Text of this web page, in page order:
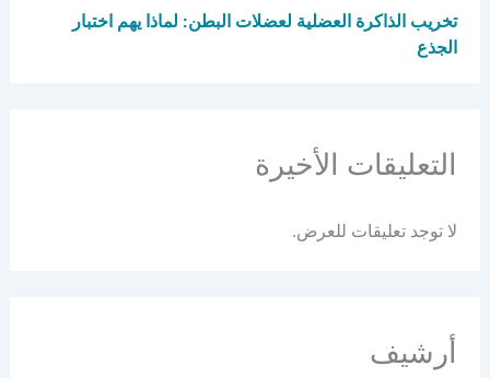
تخريب الذاكرة العضلية لعضلات البطن: لماذا يهم اختبار
الجذع
التعليقات الأخيرة
لا توجد تعليقات للعرض.
أرشيف